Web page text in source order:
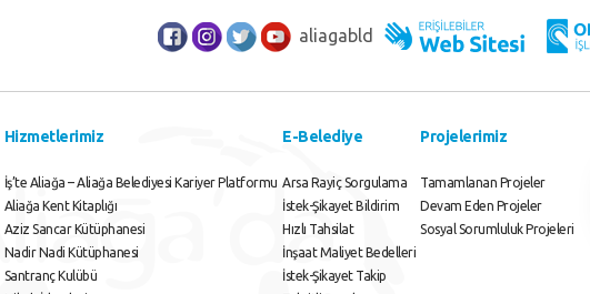
aliagabld
Hizmetlerimiz
İş’te Aliağa – Aliağa Belediyesi Kariyer Platformu
Aliağa Kent Kitaplığı
Aziz Sancar Kütüphanesi
Nadir Nadi Kütüphanesi
Santranç Kulübü
E-Belediye
Arsa Rayiç Sorgulama
İstek-Şikayet Bildirim
Hızlı Tahsilat
İnşaat Maliyet Bedelleri
İstek-Şikayet Takip
Projelerimiz
Tamamlanan Projeler
Devam Eden Projeler
Sosyal Sorumluluk Projeleri